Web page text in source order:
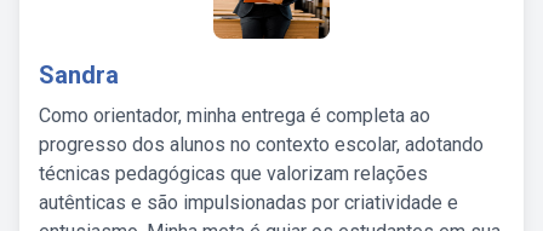
Sandra
Como orientador, minha entrega é completa ao
progresso dos alunos no contexto escolar, adotando
técnicas pedagógicas que valorizam relações
autênticas e são impulsionadas por criatividade e